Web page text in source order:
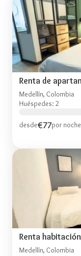
Medellín, Colombia
Huéspedes: 2
desde€77por noche
Medellín, Colombia